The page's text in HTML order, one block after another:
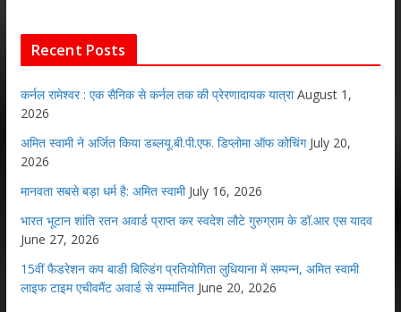
Recent Posts
कर्नल रामेश्वर : एक सैनिक से कर्नल तक की प्रेरणादायक यात्रा August 1,
2026
अमित स्वामी ने अर्जित किया डब्लयू.बी.पी.एफ. डिप्लोमा ऑफ कोचिंग July 20,
2026
मानवता सबसे बड़ा धर्म है: अमित स्वामी July 16, 2026
भारत भूटान शांति रतन अवार्ड प्राप्त कर स्वदेश लौटे गुरुग्राम के डॉ.आर एस यादव
June 27, 2026
15वीं फैडरेशन कप बाडी बिल्डिंग प्रतियोगिता लुधियाना में सम्पन्न, अमित स्वामी
लाइफ टाइम एचीवमैंट अवार्ड से सम्मानित June 20, 2026